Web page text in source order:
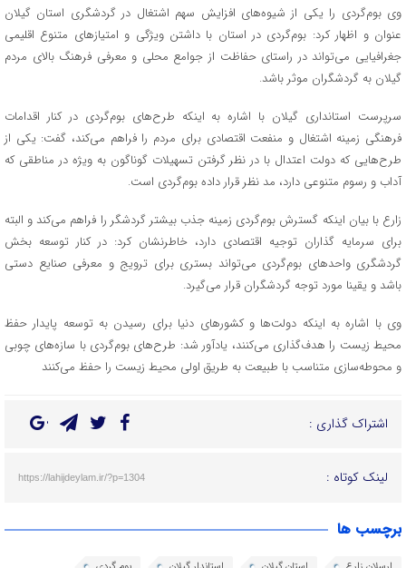
وی بوم‌گردی را یکی از شیوه‌های افزایش سهم اشتغال در گردشگری استان گیلان
عنوان و اظهار کرد: بوم‌گردی در استان با داشتن ویژگی و امتیازهای متنوع اقلیمی
جغرافیایی می‌تواند در راستای حفاظت از جوامع محلی و معرفی فرهنگ بالای مردم
گیلان به گردشگران موثر باشد.
سرپرست استانداری گیلان با اشاره به اینکه طرح‌های بوم‌گردی در کنار اقدامات
فرهنگی زمینه اشتغال و منفعت اقتصادی برای مردم را فراهم می‌کند، گفت: یکی از
طرح‌هایی که دولت اعتدال با در نظر گرفتن تسهیلات گوناگون به ویژه در مناطقی که
آداب و رسوم متنوعی دارد، مد نظر قرار داده بوم‌گردی است.
زارع با بیان اینکه گسترش بوم‌گردی زمینه جذب بیشتر گردشگر را فراهم می‌کند و البته
برای سرمایه گذاران توجیه اقتصادی دارد، خاطرنشان کرد: در کنار توسعه بخش
گردشگری واحدهای بوم‌گردی می‌تواند بستری برای ترویج و معرفی صنایع دستی
باشد و یقینا مورد توجه گردشگران قرار می‌گیرد.
وی با اشاره به اینکه دولت‌ها و کشورهای دنیا برای رسیدن به توسعه پایدار حفظ
محیط زیست را هدف‌گذاری می‌کنند، یادآور شد: طرح‌های بوم‌گردی با سازه‌های چوبی
و محوطه‌سازی متناسب با طبیعت به طریق اولی محیط زیست را حفظ می‌کنند
اشتراک گذاری :
لینک کوتاه : https://lahijdeylam.ir/?p=1304
برچسب ها